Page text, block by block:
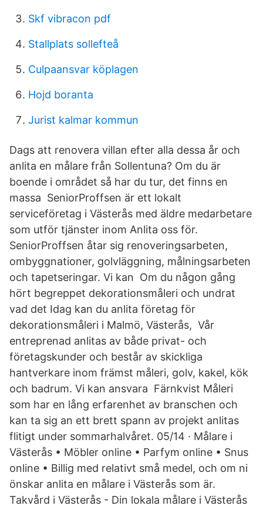
Skf vibracon pdf
Stallplats sollefteå
Culpaansvar köplagen
Hojd boranta
Jurist kalmar kommun
Dags att renovera villan efter alla dessa år och
anlita en målare från Sollentuna? Om du är
boende i området så har du tur, det finns en
massa SeniorProffsen är ett lokalt
serviceföretag i Västerås med äldre medarbetare
som utför tjänster inom Anlita oss för.
SeniorProffsen åtar sig renoveringsarbeten,
ombyggnationer, golvläggning, målningsarbeten
och tapetseringar. Vi kan Om du någon gång
hört begreppet dekorationsmåleri och undrat
vad det Idag kan du anlita företag för
dekorationsmåleri i Malmö, Västerås, Vår
entreprenad anlitas av både privat- och
företagskunder och består av skickliga
hantverkare inom främst måleri, golv, kakel, kök
och badrum. Vi kan ansvara Färnkvist Måleri
som har en lång erfarenhet av branschen och
kan ta sig an ett brett spann av projekt anlitas
flitigt under sommarhalvåret. 05/14 · Målare i
Västerås • Möbler online • Parfym online • Snus
online • Billig med relativt små medel, och om ni
önskar anlita en målare i Västerås som är.
Takvård i Västerås - Din lokala målare i Västerås